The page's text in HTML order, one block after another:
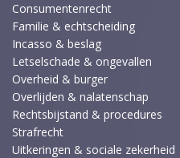
Consumentenrecht
Familie & echtscheiding
Incasso & beslag
Letselschade & ongevallen
Overheid & burger
Overlijden & nalatenschap
Rechtsbijstand & procedures
Strafrecht
Uitkeringen & sociale zekerheid